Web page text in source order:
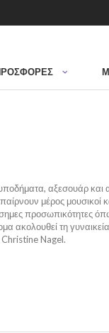
αξεσουάρ
μέρος
προσωπικότητες
τη
Nagel.